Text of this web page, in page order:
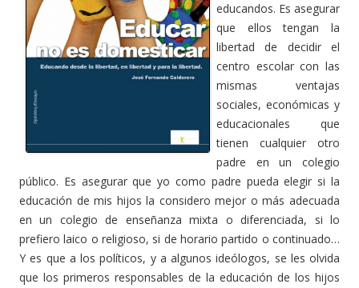
educandos. Es asegurar
que ellos tengan la
libertad de decidir el
centro escolar con las
mismas ventajas
sociales, económicas y
educacionales que
tienen cualquier otro
padre en un colegio
público. Es asegurar que yo como padre pueda elegir si la
educación de mis hijos la considero mejor o más adecuada
en un colegio de enseñanza mixta o diferenciada, si lo
prefiero laico o religioso, si de horario partido o continuado…
Y es que a los políticos, y a algunos ideólogos, se les olvida
que los primeros responsables de la educación de los hijos